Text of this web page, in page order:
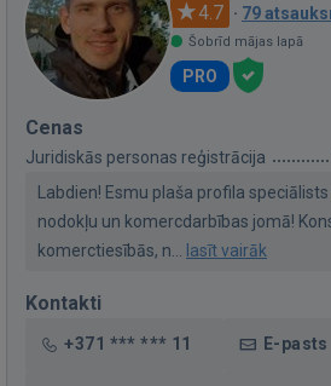
4.7 · 79
Šobrīd mājas lapā
PRO
Cenas
Juridiskās personas reģistrācija
Labdien! Esmu plaša profila
nodokļu un komercdarbības jomā!
komerctiesībās, n...
lasīt vairāk
Kontakti
+371 *** *** 11 E-pasts